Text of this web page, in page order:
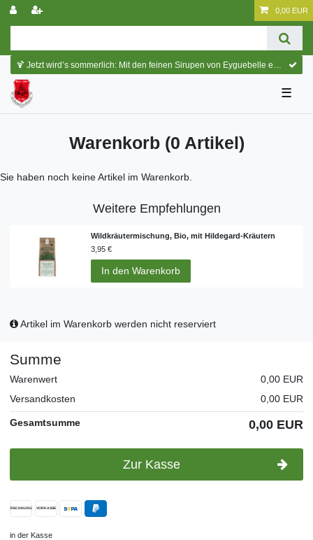
0,00 EUR
🍹 Jetzt wird’s sommerlich: Mit den feinen Sirupen von Eyguebelle entstehen erfrischende Cocktails und köstliche Sommerdrinks.
☰
Warenkorb (0 Artikel)
Sie haben noch keine Artikel im Warenkorb.
Weitere Empfehlungen
Wildkräutermischung, Bio, mit Hildegard-Kräutern
3,95 €
In den Warenkorb
Artikel im Warenkorb werden nicht reserviert
Summe
Warenwert
0,00 EUR
Versandkosten
0,00 EUR
Gesamtsumme 0,00 EUR
Zur Kasse
in der Kasse